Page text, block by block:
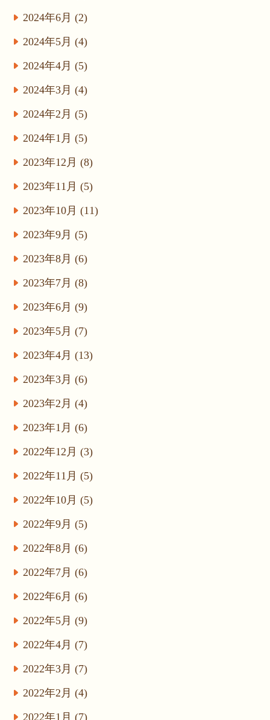
2024年6月 (2)
2024年5月 (4)
2024年4月 (5)
2024年3月 (4)
2024年2月 (5)
2024年1月 (5)
2023年12月 (8)
2023年11月 (5)
2023年10月 (11)
2023年9月 (5)
2023年8月 (6)
2023年7月 (8)
2023年6月 (9)
2023年5月 (7)
2023年4月 (13)
2023年3月 (6)
2023年2月 (4)
2023年1月 (6)
2022年12月 (3)
2022年11月 (5)
2022年10月 (5)
2022年9月 (5)
2022年8月 (6)
2022年7月 (6)
2022年6月 (6)
2022年5月 (9)
2022年4月 (7)
2022年3月 (7)
2022年2月 (4)
2022年1月 (7)